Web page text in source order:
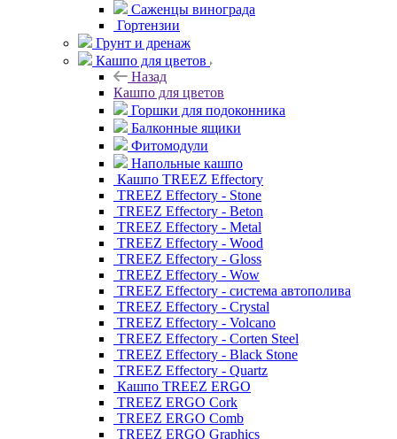
Саженцы винограда
Гортензии
Грунт и дренаж
Кашпо для цветов
Назад
Кашпо для цветов
Горшки для подоконника
Балконные ящики
Фитомодули
Напольные кашпо
Кашпо TREEZ Effectory
TREEZ Effectory - Stone
TREEZ Effectory - Beton
TREEZ Effectory - Metal
TREEZ Effectory - Wood
TREEZ Effectory - Gloss
TREEZ Effectory - Wow
TREEZ Effectory - система автополива
TREEZ Effectory - Crystal
TREEZ Effectory - Volcano
TREEZ Effectory - Corten Steel
TREEZ Effectory - Black Stone
TREEZ Effectory - Quartz
Кашпо TREEZ ERGO
TREEZ ERGO Cork
TREEZ ERGO Comb
TREEZ ERGO Graphics